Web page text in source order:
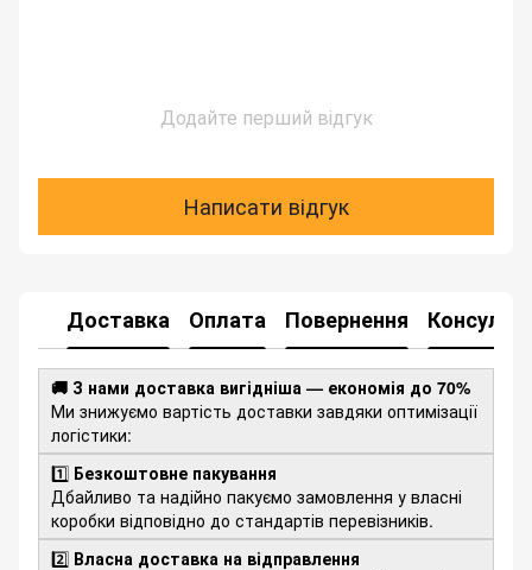
Додайте перший відгук
Написати відгук
Доставка Оплата Повернення
🚚 З нами доставка вигідніша — економія до 70%
Ми знижуємо вартість доставки завдяки оптимізації
логістики:
1️⃣ Безкоштовне пакування
Дбайливо та надійно пакуємо замовлення у власні
коробки відповідно до стандартів перевізників.
2️⃣ Власна доставка на відправлення